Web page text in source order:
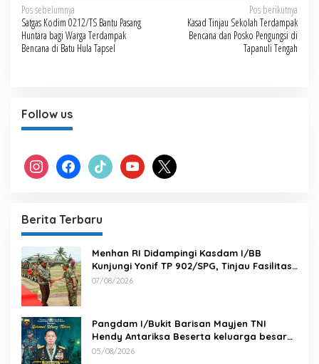
Navigasi
pos
Pos sebelumnya
Satgas Kodim 0212/TS Bantu Pasang
Huntara bagi Warga Terdampak
Bencana di Batu Hula Tapsel
Pos berikutnya
Kasad Tinjau Sekolah Terdampak
Bencana dan Posko Pengungsi di
Tapanuli Tengah
Follow us
instagram facebook tiktok youtube x
Berita Terbaru
Menhan RI Didampingi Kasdam I/BB
Kunjungi Yonif TP 902/SPG, Tinjau Fasilitas
dan Beri Motivasi Prajurit
07/08/2026
Pangdam I/Bukit Barisan Mayjen TNI
Hendy Antariksa Beserta keluarga besar
Kodam I/BB Mengucapkan : Selamat Ulang
05/08/2026